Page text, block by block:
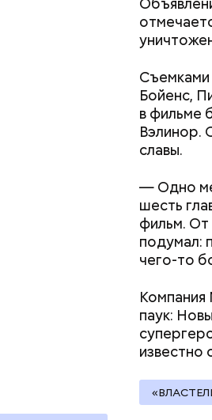
Съемками
Бойенс,
в фильме
Вэлинор.
славы.
— Одно
шесть
фильм. От
подумал:
чего-то
Компания
паук:
известно
В
своими